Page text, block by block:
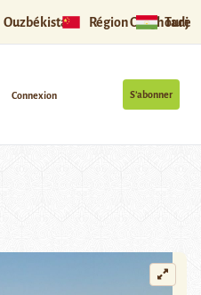
Ouzbékistan Région Ouïghoure
S’abonner
Connexion